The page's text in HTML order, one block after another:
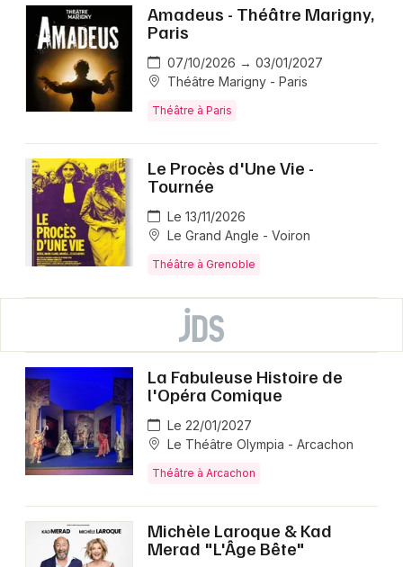
Amadeus - Théâtre Marigny,
Paris
07/10/2026 → 03/01/2027
Théâtre Marigny - Paris
Théâtre à Paris
Le Procès d'Une Vie -
Tournée
Le 13/11/2026
Le Grand Angle - Voiron
Théâtre à Grenoble
La Fabuleuse Histoire de
l'Opéra Comique
Le 22/01/2027
Le Théâtre Olympia - Arcachon
Théâtre à Arcachon
Michèle Laroque & Kad
Merad "L'Âge Bête"